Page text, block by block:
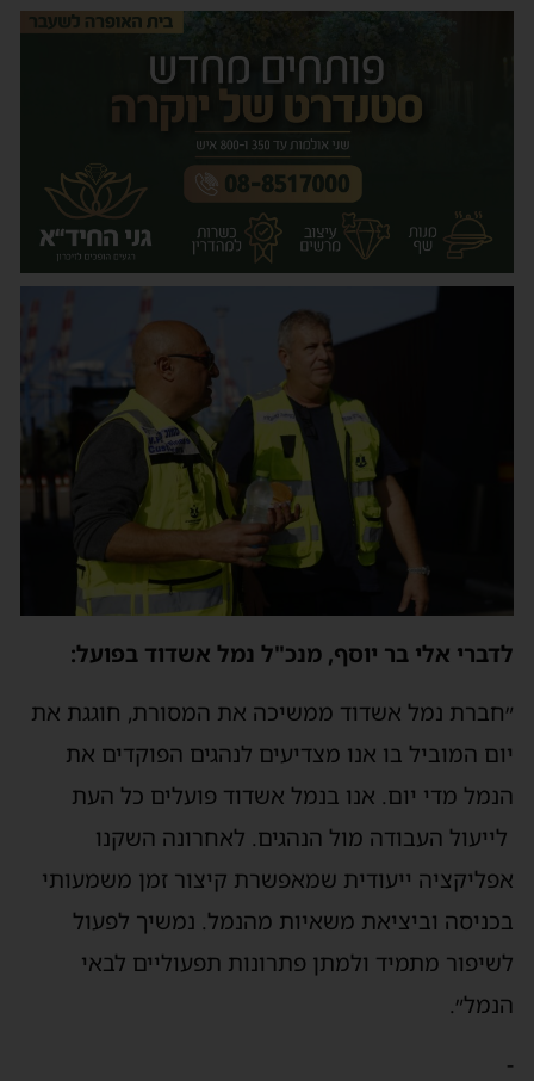
לדברי אלי בר יוסף, מנכ"ל נמל אשדוד בפועל:
״חברת נמל אשדוד ממשיכה את המסורת, חוגגת את
יום המוביל בו אנו מצדיעים לנהגים הפוקדים את
הנמל מדי יום. אנו בנמל אשדוד פועלים כל העת
לייעול העבודה מול הנהגים. לאחרונה השקנו
אפליקציה ייעודית שמאפשרת קיצור זמן משמעותי
בכניסה וביציאת משאיות מהנמל. נמשיך לפעול
לשיפור מתמיד ולמתן פתרונות תפעוליים לבאי
הנמל״.
-